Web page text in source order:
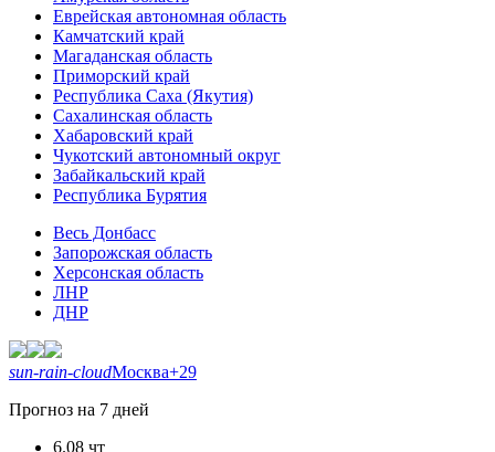
Еврейская автономная область
Камчатский край
Магаданская область
Приморский край
Республика Саха (Якутия)
Сахалинская область
Хабаровский край
Чукотский автономный округ
Забайкальский край
Республика Бурятия
Весь Донбасс
Запорожская область
Херсонская область
ЛНР
ДНР
sun-rain-cloudМосква+29
Прогноз на 7 дней
6.08 чт